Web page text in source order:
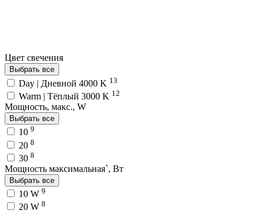
Цвет свечения
Выбрать все
Day | Дневной 4000 K 13
Warm | Тёплый 3000 K 12
Мощность, макс., W
Выбрать все
10 9
20 8
30 8
Мощность максимальная`, Вт
Выбрать все
10 W 9
20 W 8